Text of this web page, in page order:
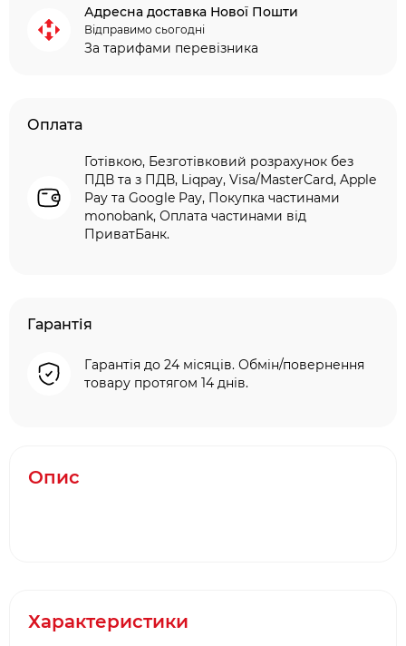
Адресна доставка Нової Пошти
Відправимо сьогодні
За тарифами перевізника
Оплата
Готівкою, Безготівковий розрахунок без
ПДВ та з ПДВ, Liqpay, Visa/MasterCard, Apple
Pay та Google Pay, Покупка частинами
monobank, Оплата частинами від
ПриватБанк.
Гарантія
Гарантія до 24 місяців. Обмін/повернення
товару протягом 14 днів.
Опис
Характеристики